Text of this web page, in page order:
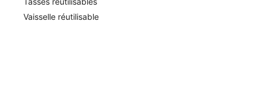
Vaisselle réutilisable